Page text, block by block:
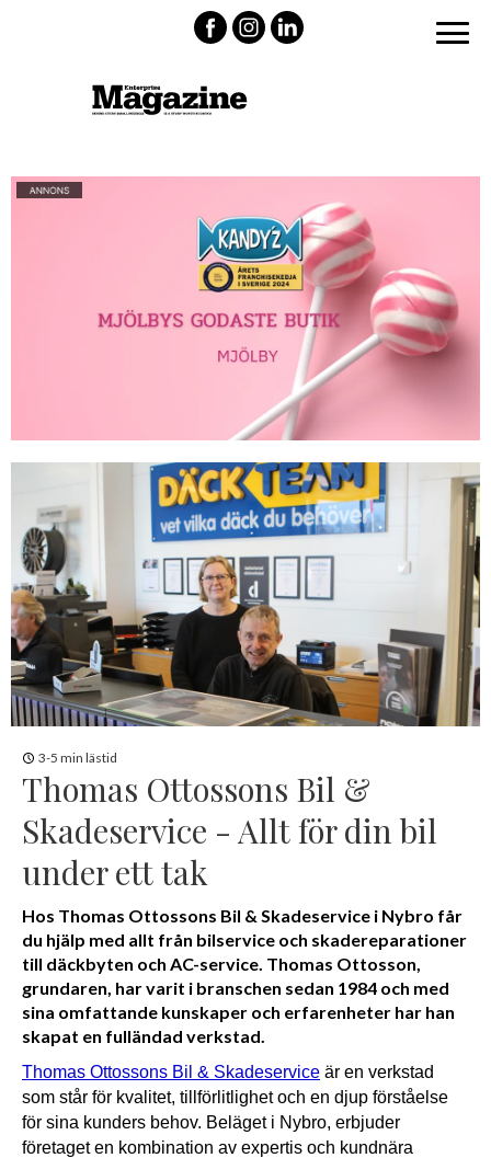
3-5 min lästid
Thomas Ottossons Bil &
Skadeservice - Allt för din bil
under ett tak
Hos Thomas Ottossons Bil & Skadeservice i Nybro får
du hjälp med allt från bilservice och skadereparationer
till däckbyten och AC-service. Thomas Ottosson,
grundaren, har varit i branschen sedan 1984 och med
sina omfattande kunskaper och erfarenheter har han
skapat en fulländad verkstad.
Thomas Ottossons Bil & Skadeservice är en verkstad
som står för kvalitet, tillförlitlighet och en djup förståelse
för sina kunders behov. Beläget i Nybro, erbjuder
företaget en kombination av expertis och kundnära